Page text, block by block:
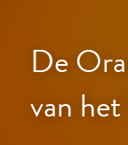
De
van